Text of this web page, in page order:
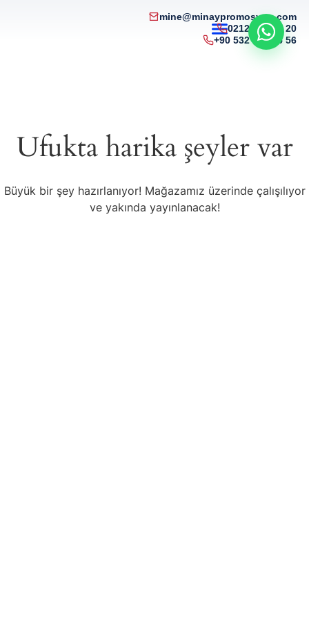
mine@minaypromosyon.com
0212 215 50 20
+90 532 321 85 56
Ufukta harika şeyler var
Büyük bir şey hazırlanıyor! Mağazamız üzerinde çalışılıyor
ve yakında yayınlanacak!